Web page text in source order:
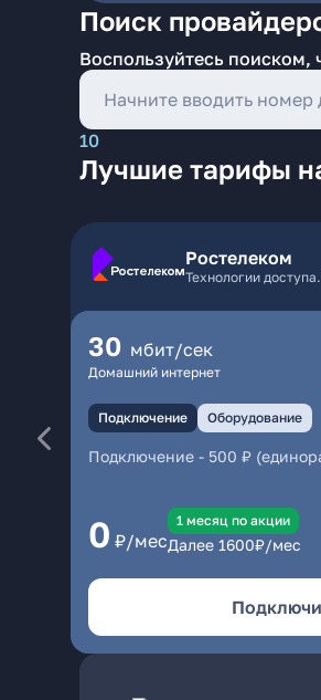
Поиск
Воспользуйтесь поиском,
10
Лучшие тарифы
Ростелеком
Технологии
30 мбит/сек
Домашний интернет
Подключение Оборудование
Подключение - 500 ₽
0 ₽/мес
1 месяц по акции
Далее 1600₽/мес